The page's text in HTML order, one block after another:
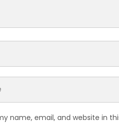
name, email, and website in